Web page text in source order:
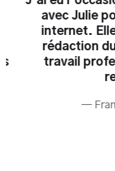
avec Julie
internet. Elle
rédaction du
travail
—